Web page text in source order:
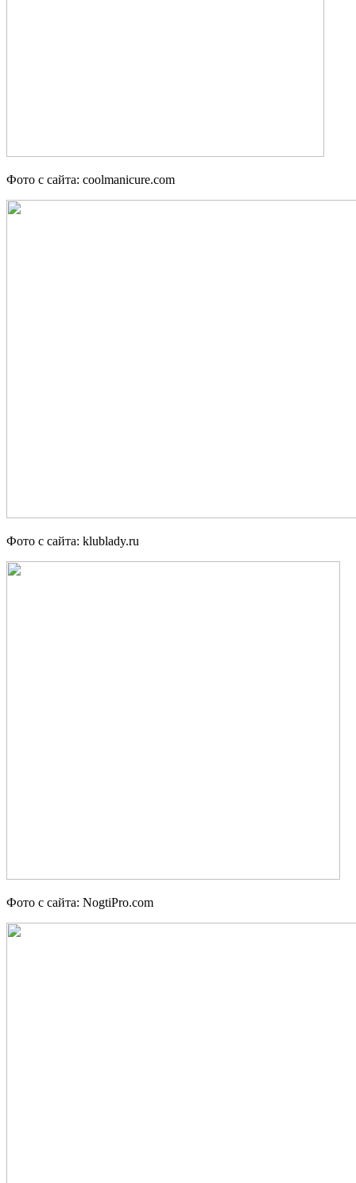
Фото с сайта: coolmanicure.com
Фото с сайта: klublady.ru
Фото с сайта: NogtiPro.com